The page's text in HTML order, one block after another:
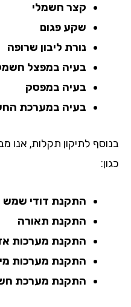
קצר חשמלי
שקע פגום
נורת ליבון שרופה
בעיה במפצל חשמל
בעיה במפסק
בעיה במערכת
לתיקון תקלות, אנו
התקנת דודי שמש
התקנת תאורה
התקנת מערכות
התקנת מערכות מיזוג
התקנת מערכת חשמל